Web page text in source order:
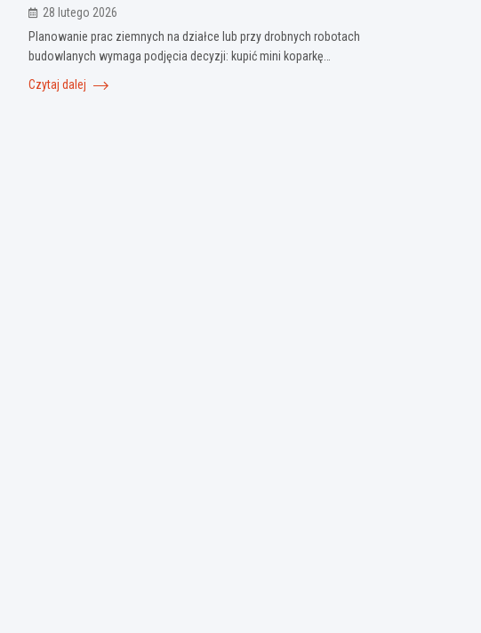
28 lutego 2026
Planowanie prac ziemnych na działce lub przy drobnych robotach
budowlanych wymaga podjęcia decyzji: kupić mini koparkę…
Czytaj dalej